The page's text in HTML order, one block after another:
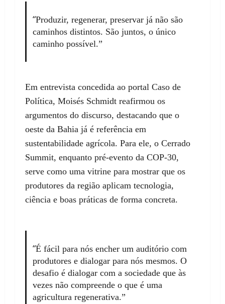
“Produzir, regenerar, preservar já não são
caminhos distintos. São juntos, o único
caminho possível.”
Em entrevista concedida ao portal Caso de
Política, Moisés Schmidt reafirmou os
argumentos do discurso, destacando que o
oeste da Bahia já é referência em
sustentabilidade agrícola. Para ele, o Cerrado
Summit, enquanto pré-evento da COP-30,
serve como uma vitrine para mostrar que os
produtores da região aplicam tecnologia,
ciência e boas práticas de forma concreta.
“É fácil para nós encher um auditório com
produtores e dialogar para nós mesmos. O
desafio é dialogar com a sociedade que às
vezes não compreende o que é uma
agricultura regenerativa.”